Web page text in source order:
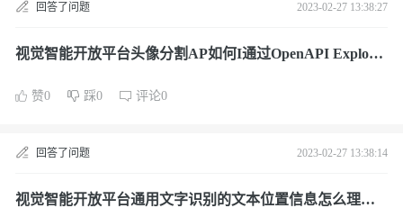
回答了问题 2023-02-27 13:38:27
视觉智能开放平台头像分割AP如何I通过OpenAPI Explorer
赞0 踩0 评论0
回答了问题 2023-02-27 13:38:14
视觉智能开放平台通用文字识别的文本位置信息怎么理解